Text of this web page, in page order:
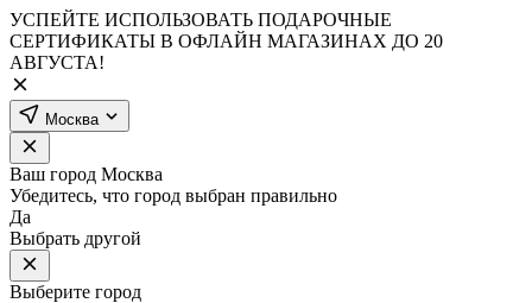
УСПЕЙТЕ ИСПОЛЬЗОВАТЬ ПОДАРОЧНЫЕ
СЕРТИФИКАТЫ В ОФЛАЙН МАГАЗИНАХ ДО 20
АВГУСТА!
Москва
Ваш город Москва
Убедитесь, что город выбран правильно
Да
Выбрать другой
Выберите город